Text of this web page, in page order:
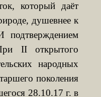
который даёт
душевнее к
IIоткрытого
народных
поколения
28.10.17 г. в